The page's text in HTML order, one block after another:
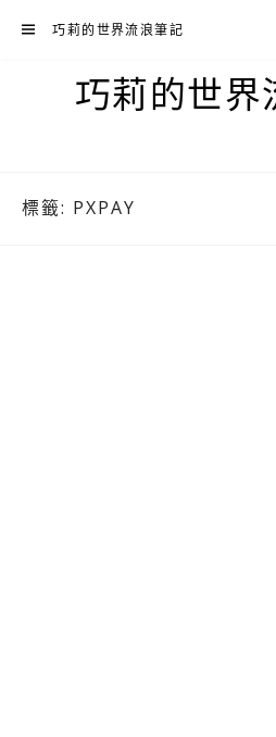
巧莉的世界流浪筆記
巧莉的世界
標籤: PXPAY